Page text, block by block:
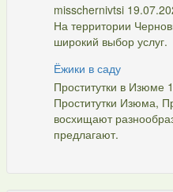
misschernivtsi
На территории
широкий выбор услуг.
Ёжики в саду
Проститутки в Изюме
Проститутки Изюма,
восхищают
предлагают.